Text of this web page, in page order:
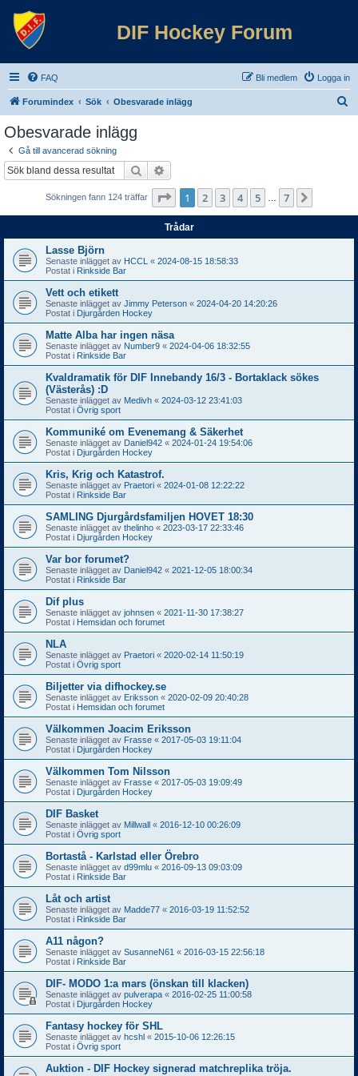
DIF Hockey Forum
FAQ Logga in
Bli medlem
Forumindex Sök Obesvarade inlägg
Obesvarade inlägg
Gå till avancerad sökning
Sök
Sökningen fann 124 träffar Sida av 7
1 2 3 4 5 7
Trådar
Lasse Björn
Senaste inlägget av HCCL « 2024-08-15 18:58:33
Postat i Rinkside Bar
Vett och etikett
Senaste inlägget av Jimmy Peterson « 2024-04-20 14:20:26
Postat i Djurgården Hockey
Matte Alba har ingen näsa
Senaste inlägget av Number9 « 2024-04-06 18:32:55
Postat i Rinkside Bar
Kvaldramatik för DIF Innebandy 16/3 - Bortaklack sökes
(Västerås) :D
Senaste inlägget av Medivh « 2024-03-12 23:41:03
Postat i Övrig sport
Kommuniké om Evenemang & Säkerhet
Senaste inlägget av Daniel942 « 2024-01-24 19:54:06
Postat i Djurgården Hockey
Kris, Krig och Katastrof.
Senaste inlägget av Praetori « 2024-01-08 12:22:22
Postat i Rinkside Bar
SAMLING Djurgårdsfamiljen HOVET 18:30
Senaste inlägget av thelinho « 2023-03-17 22:33:46
Postat i Djurgården Hockey
Var bor forumet?
Senaste inlägget av Daniel942 « 2021-12-05 18:00:34
Postat i Rinkside Bar
Dif plus
Senaste inlägget av johnsen « 2021-11-30 17:38:27
Postat i Hemsidan och forumet
NLA
Senaste inlägget av Praetori « 2020-02-14 11:50:19
Postat i Övrig sport
Biljetter via difhockey.se
Senaste inlägget av Eriksson « 2020-02-09 20:40:28
Postat i Hemsidan och forumet
Välkommen Joacim Eriksson
Senaste inlägget av Frasse « 2017-05-03 19:11:04
Postat i Djurgården Hockey
Välkommen Tom Nilsson
Senaste inlägget av Frasse « 2017-05-03 19:09:49
Postat i Djurgården Hockey
DIF Basket
Senaste inlägget av Millwall « 2016-12-10 00:26:09
Postat i Övrig sport
Bortastå - Karlstad eller Örebro
Senaste inlägget av d99mlu « 2016-09-13 09:03:09
Postat i Rinkside Bar
Låt och artist
Senaste inlägget av Madde77 « 2016-03-19 11:52:52
Postat i Rinkside Bar
A11 någon?
Senaste inlägget av SusanneN61 « 2016-03-15 22:56:18
Postat i Rinkside Bar
DIF- MODO 1:a mars (önskan till klacken)
Senaste inlägget av pulverapa « 2016-02-25 11:00:58
Postat i Djurgården Hockey
Fantasy hockey för SHL
Senaste inlägget av hcshl « 2015-10-06 12:26:15
Postat i Övrig sport
Auktion - DIF Hockey signerad matchreplika tröja.